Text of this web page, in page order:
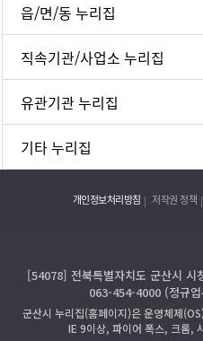
읍/면/동 누리집
직속기관/사업소 누리집
유관기관 누리집
기타 누리집
개인정보처리방침 저작권 정책
[54078] 전북특별자치도 군산시
063-454-4000 (정규
군산시 누리집(홈페이지)은 운영체제
IE 9이상, 파이어 폭스, 크롬,